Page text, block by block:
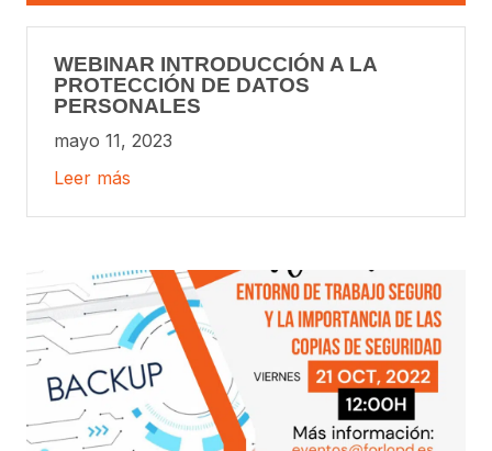
WEBINAR INTRODUCCIÓN A LA
PROTECCIÓN DE DATOS
PERSONALES
mayo 11, 2023
Leer más